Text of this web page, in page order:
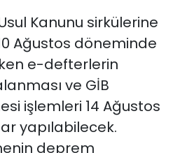
Kanunu sirkülerine
Ağustos döneminde
e-defterlerin
ve GİB
işlemleri 14 Ağustos
yapılabilecek.
deprem